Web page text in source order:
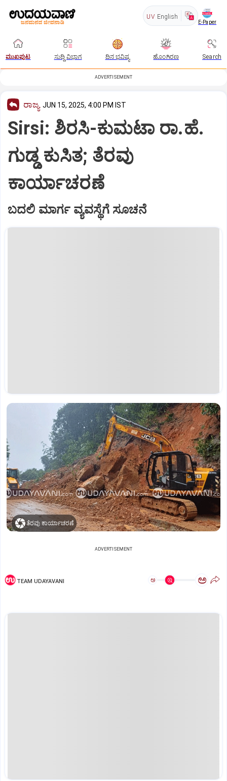
UV English
E-Paper
ಮುಖಪುಟ ಸುದ್ದಿ ವಿಭಾಗ ದಿನ ಭವಿಷ್ಯ ಹೊಂಗಿರಣ Search
ADVERTISEMENT
ರಾಜ್ಯ JUN 15, 2025, 4:00 PM IST
Sirsi: ಶಿರಸಿ-ಕುಮಟಾ ರಾ.ಹೆ.
ಗುಡ್ಡ ಕುಸಿತ; ತೆರವು
ಕಾರ್ಯಾಚರಣೆ
ಬದಲಿ ಮಾರ್ಗ ವ್ಯವಸ್ಥೆಗೆ ಸೂಚನೆ
ತೆರವು ಕಾರ್ಯಾಚರಣೆ
ADVERTISEMENT
TEAM UDAYAVANI ಅ ಅ